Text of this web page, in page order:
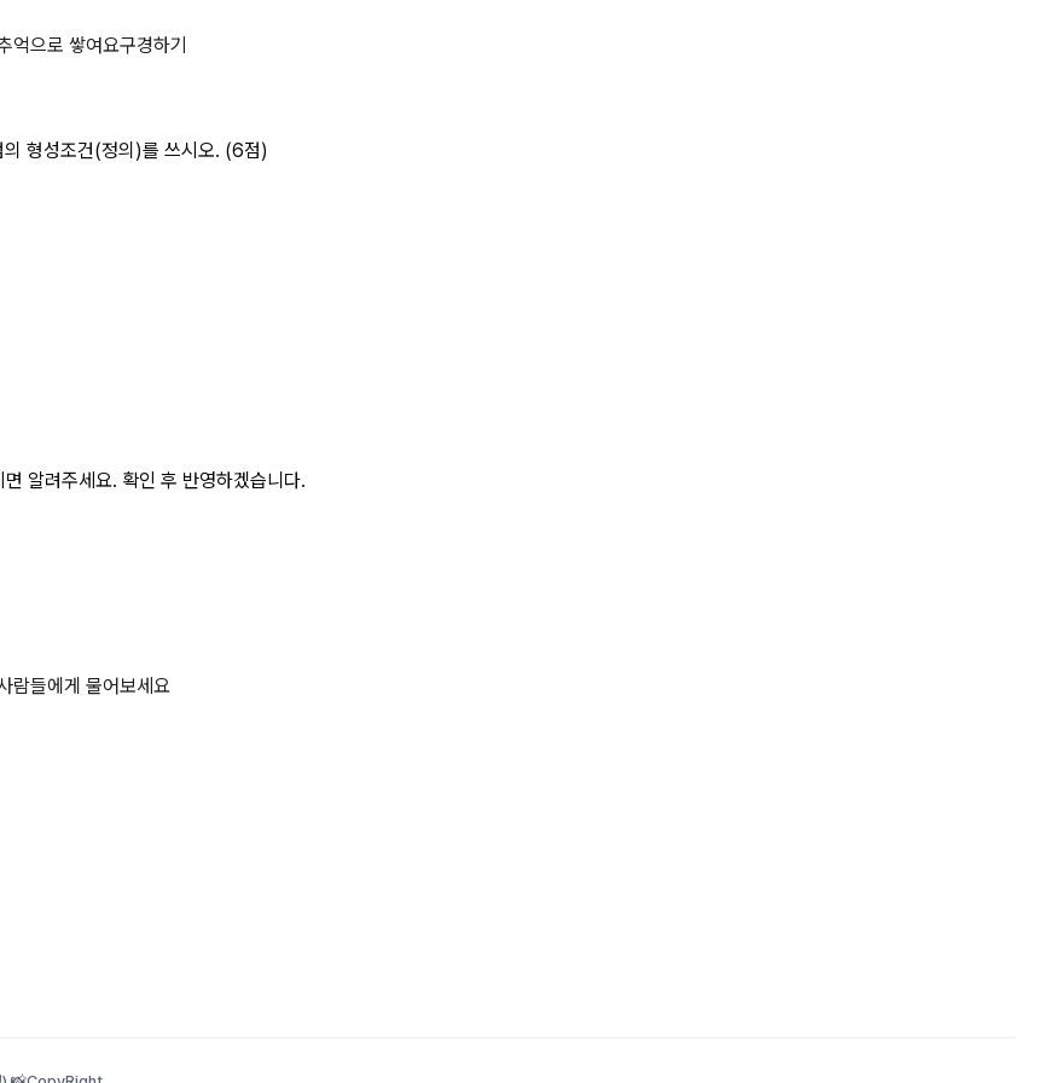
험점의 종류과 (나) 해당 위험 상세 페이지
억으로 쌓여요구경하기
형성조건(정의)를 쓰시오. (6점)​
알려주세요. 확인 후 반영하겠습니다.
람들에게 물어보세요